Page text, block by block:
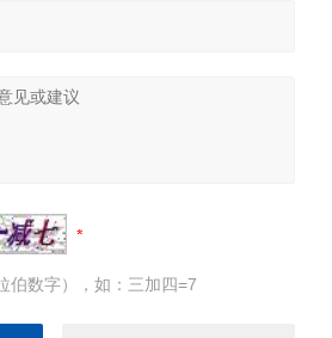
伯数字），如：三加四=7